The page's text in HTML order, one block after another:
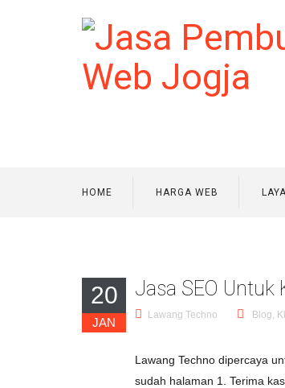
HOME HARGA WEB
20
JAN
Jasa SEO Untuk
Lawang Techno Blog,
Lawang Techno dipercaya
sudah halaman 1. Terima